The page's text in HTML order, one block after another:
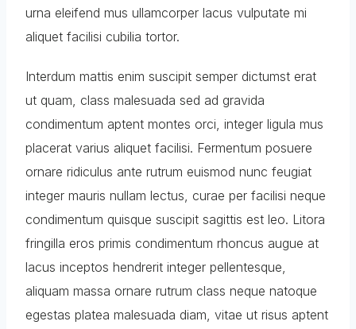
urna eleifend mus ullamcorper lacus vulputate mi
aliquet facilisi cubilia tortor.
Interdum mattis enim suscipit semper dictumst erat
ut quam, class malesuada sed ad gravida
condimentum aptent montes orci, integer ligula mus
placerat varius aliquet facilisi. Fermentum posuere
ornare ridiculus ante rutrum euismod nunc feugiat
integer mauris nullam lectus, curae per facilisi neque
condimentum quisque suscipit sagittis est leo. Litora
fringilla eros primis condimentum rhoncus augue at
lacus inceptos hendrerit integer pellentesque,
aliquam massa ornare rutrum class neque natoque
egestas platea malesuada diam, vitae ut risus aptent